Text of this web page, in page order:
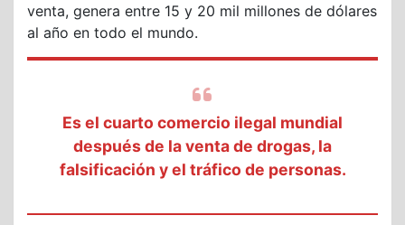
venta, genera entre 15 y 20 mil millones de dólares
al año en todo el mundo.
Es el cuarto comercio ilegal mundial
después de la venta de drogas, la
falsificación y el tráfico de personas.